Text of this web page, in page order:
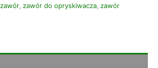
zawór, zawór do opryskiwacza, zawór